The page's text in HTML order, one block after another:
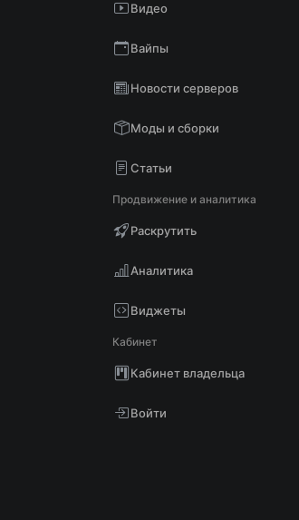
Видео
Вайпы
Новости серверов
Моды и сборки
Статьи
Продвижение и аналитика
Раскрутить
Аналитика
Виджеты
Кабинет
Кабинет владельца
Войти